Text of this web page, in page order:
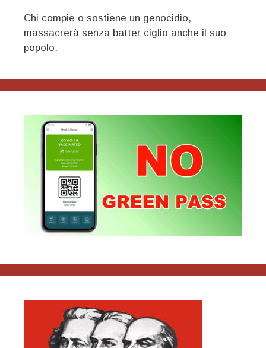
Chi compie o sostiene un genocidio,
massacrerà senza batter ciglio anche il suo
popolo.